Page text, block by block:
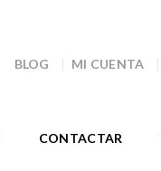
BLOG MI CUENTA
CONTACTAR